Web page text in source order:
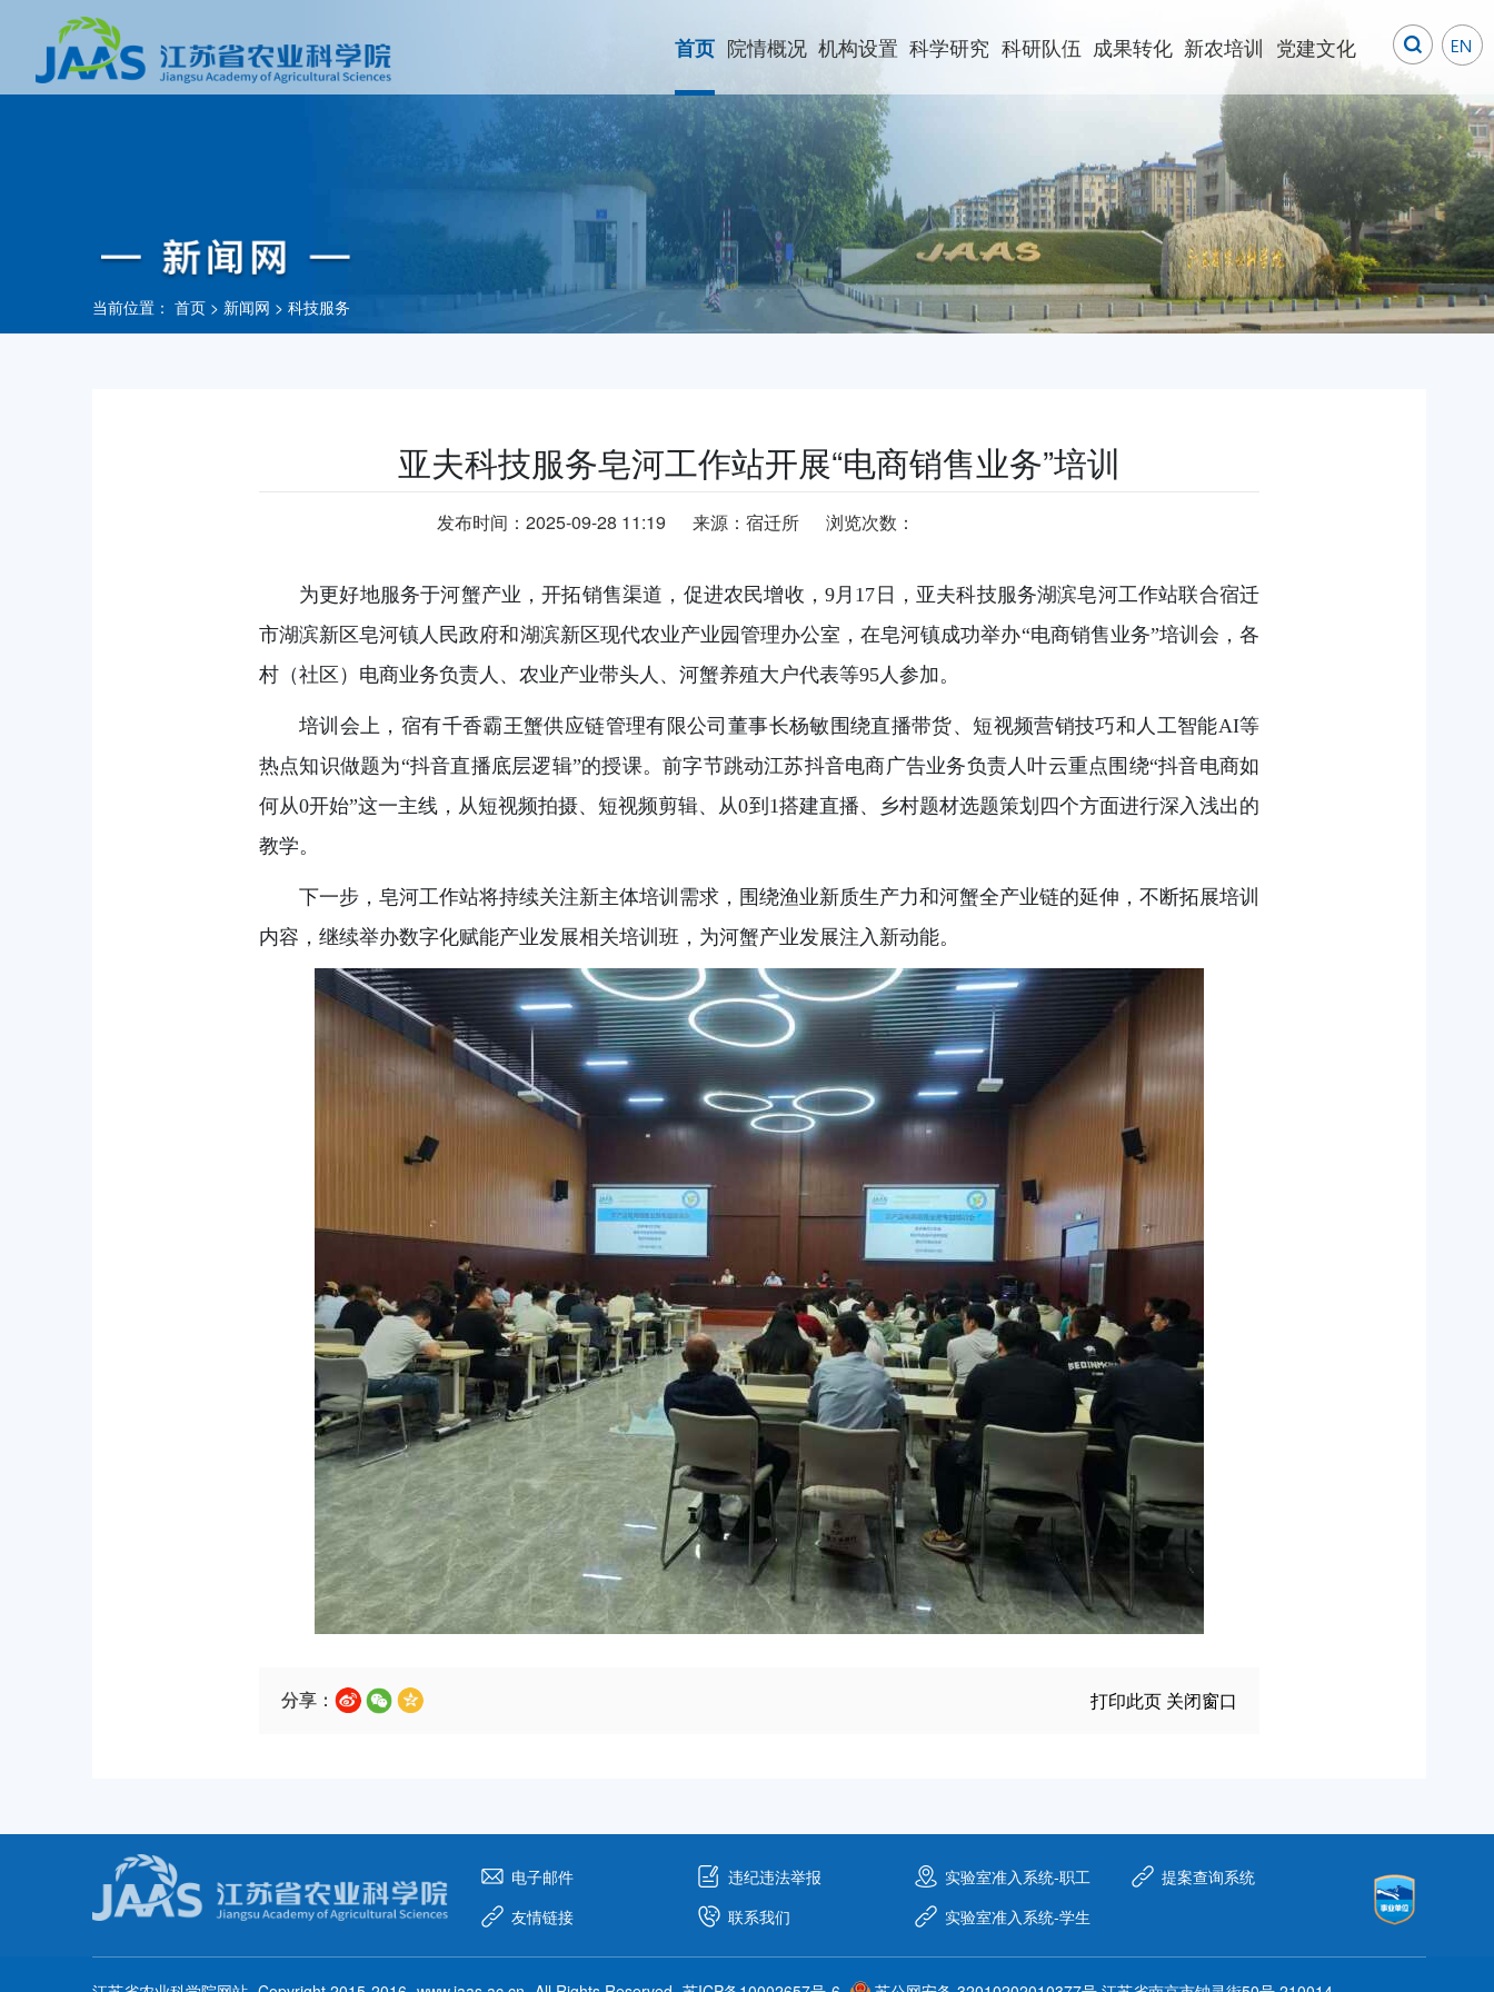
首页 院情概况 机构设置 科学研究 科研队伍 成果转化 新农培训 党建文化
当前位置： 首页 > 新闻网 > 科技服务
亚夫科技服务皂河工作站开展“电商销售业务”培训
发布时间：2025-09-28 11:19 来源：宿迁所 浏览次数：
为更好地服务于河蟹产业，开拓销售渠道，促进农民增收，9月17日，亚夫科技服务湖滨皂河工作站联合宿迁
市湖滨新区皂河镇人民政府和湖滨新区现代农业产业园管理办公室，在皂河镇成功举办“电商销售业务”培训会，各
村（社区）电商业务负责人、农业产业带头人、河蟹养殖大户代表等95人参加。
培训会上，宿有千香霸王蟹供应链管理有限公司董事长杨敏围绕直播带货、短视频营销技巧和人工智能AI等
热点知识做题为“抖音直播底层逻辑”的授课。前字节跳动江苏抖音电商广告业务负责人叶云重点围绕“抖音电商如
何从0开始”这一主线，从短视频拍摄、短视频剪辑、从0到1搭建直播、乡村题材选题策划四个方面进行深入浅出的
教学。
下一步，皂河工作站将持续关注新主体培训需求，围绕渔业新质生产力和河蟹全产业链的延伸，不断拓展培训
内容，继续举办数字化赋能产业发展相关培训班，为河蟹产业发展注入新动能。
分享： 打印此页 关闭窗口
电子邮件 违纪违法举报 实验室准入系统-职工
提案查询系统
友情链接
联系我们 实验室准入系统-学生